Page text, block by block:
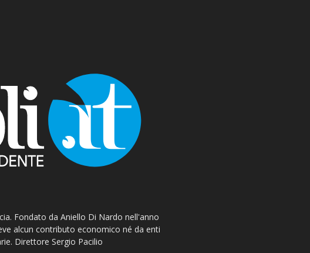
Fondato da Aniello Di Nardo nell'anno
alcun contributo economico né da enti
Direttore Sergio Pacilio